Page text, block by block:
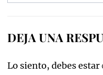
DEJA UNA
Lo siento, debes estar